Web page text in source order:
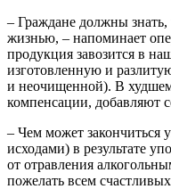
– Граждане должны знать,
жизнью, – напоминает
продукция завозится в
изготовленную и
и неочищенной). В худшем
компенсации, добавляют
– Чем может закончиться
исходами) в результате
от отравления
пожелать всем